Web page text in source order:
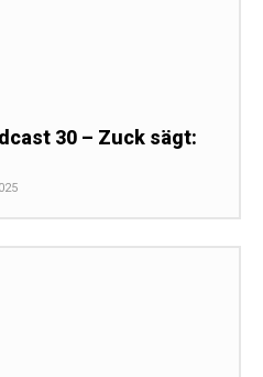
30 – Zuck sägt: